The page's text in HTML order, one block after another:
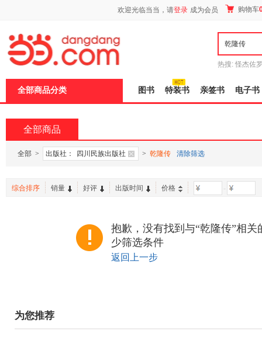
欢迎光临当当，请登录 成为会员 购物车
热搜: 怪杰佐
全部商品分类 图书 特装书 亲签书 电子书
全部商品
全部 > 出版社： 四川民族出版社 > 乾隆传 清除筛选
综合排序 销量 好评 出版时间 价格 -
抱歉，没有找到与“乾隆传”相
少筛选条件
返回上一步
为您推荐
页
加